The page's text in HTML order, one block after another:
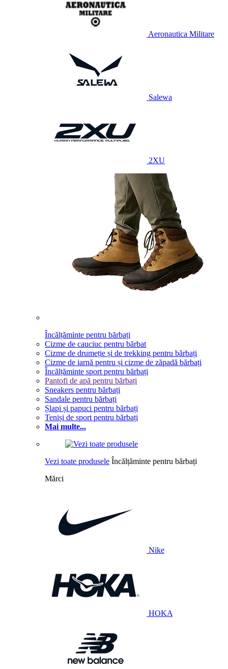
Aeronautica Militare
Salewa
2XU
Încălțăminte pentru bărbați
Cizme de cauciuc pentru bărbat
Cizme de drumeție și de trekking pentru bărbați
Cizme de iarnă pentru și cizme de zăpadă bărbați
Încălțăminte sport pentru bărbați
Pantofi de apă pentru bărbați
Sneakers pentru bărbați
Sandale pentru bărbați
Șlapi și papuci pentru bărbați
Teniși de sport pentru bărbați
Mai multe...
Vezi toate produsele Încălțăminte pentru bărbați
Mărci
Nike
HOKA